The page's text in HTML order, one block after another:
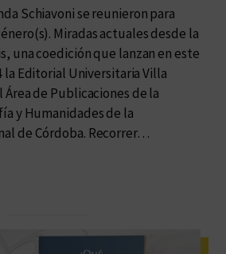
Schiavoni se reunieron para
Miradas actuales desde la
una coedición que lanzan en este
la Editorial Universitaria Villa
Área de Publicaciones de la
y Humanidades de la
de Córdoba. Recorrer…